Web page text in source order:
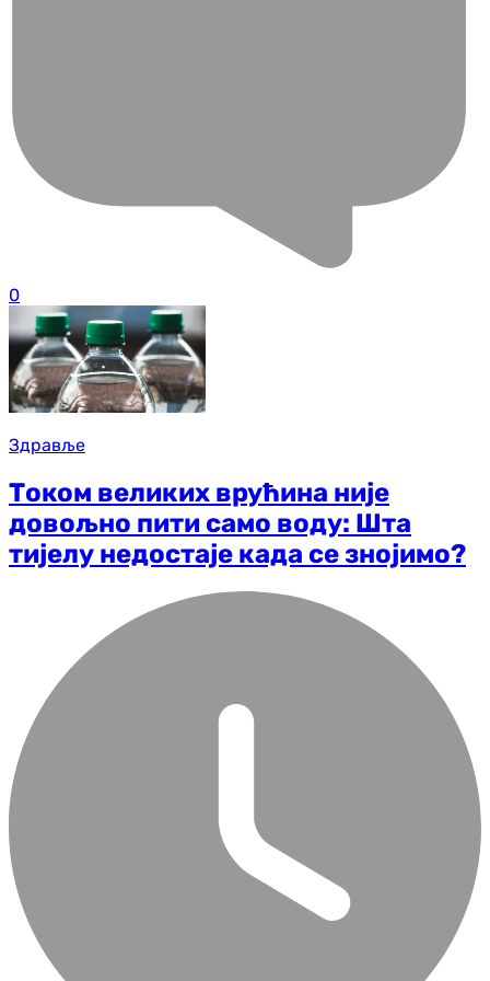
0
Здравље
Током великих врућина није
довољно пити само воду: Шта
тијелу недостаје када се знојимо?